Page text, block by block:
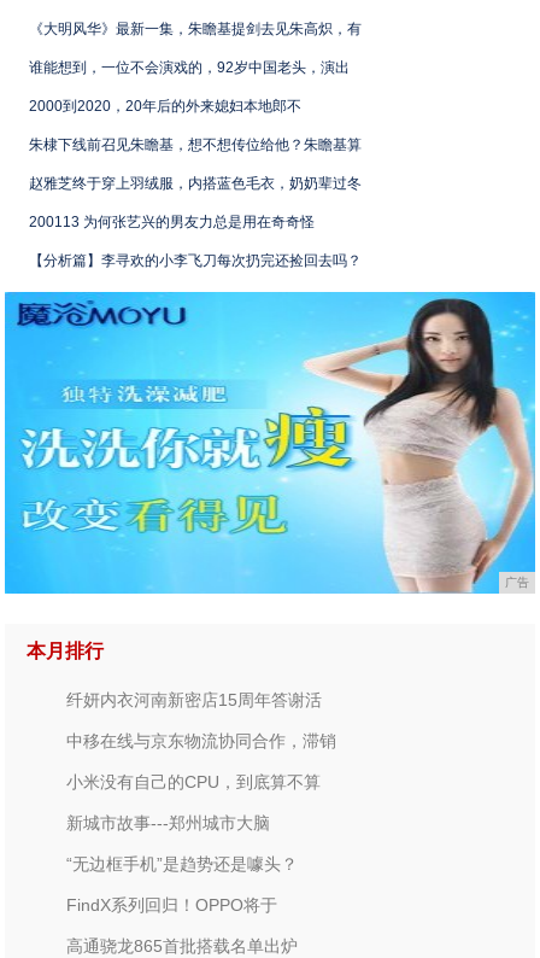
《大明风华》最新一集，朱瞻基提剑去见朱高炽，有
谁能想到，一位不会演戏的，92岁中国老头，演出
2000到2020，20年后的外来媳妇本地郎不
朱棣下线前召见朱瞻基，想不想传位给他？朱瞻基算
赵雅芝终于穿上羽绒服，内搭蓝色毛衣，奶奶辈过冬
200113 为何张艺兴的男友力总是用在奇奇怪
【分析篇】李寻欢的小李飞刀每次扔完还捡回去吗？
广告
本月排行
纤妍内衣河南新密店15周年答谢活
中移在线与京东物流协同合作，滞销
小米没有自己的CPU，到底算不算
新城市故事---郑州城市大脑
“无边框手机”是趋势还是噱头？
FindX系列回归！OPPO将于
高通骁龙865首批搭载名单出炉